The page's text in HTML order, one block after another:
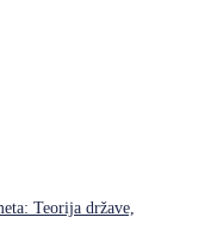
Teorija države,